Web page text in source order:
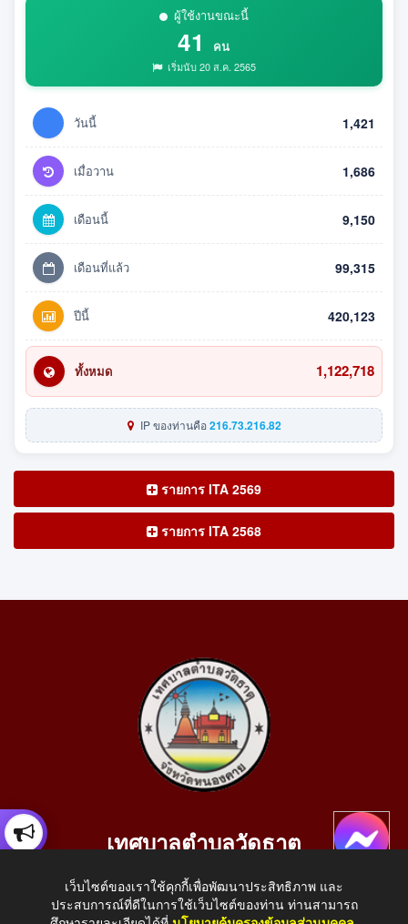
ผู้ใช้งานขณะนี้
41 คน
เริ่มนับ 20 ส.ค. 2565
วันนี้ 1,421
เมื่อวาน 1,686
เดือนนี้ 9,150
เดือนที่แล้ว 99,315
ปีนี้ 420,123
ทั้งหมด 1,122,718
IP ของท่านคือ216.73.216.82
รายการ ITA 2569
รายการ ITA 2568
เทศบาลตำบลวัดธาตุ
อ.เมือง จ.หนองคาย 43000
โทรศัพท์: 042-414758 โทรสาร: 042-414759
เว็บไซต์ของเราใช้คุกกี้เพื่อพัฒนาประสิทธิภาพ และ
ประสบการณ์ที่ดีในการใช้เว็บไซต์ของท่าน ท่านสามารถ